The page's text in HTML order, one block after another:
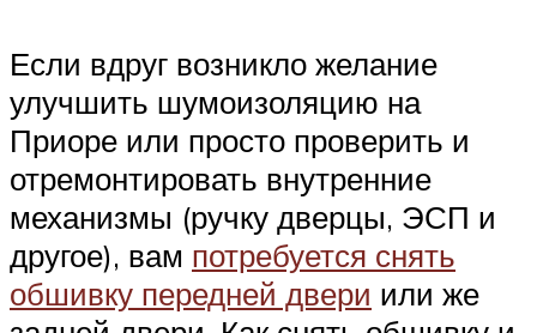
Меню
Если вдруг возникло желание
улучшить шумоизоляцию на
Приоре или просто проверить и
отремонтировать внутренние
механизмы (ручку дверцы, ЭСП и
другое), вам потребуется снять
обшивку передней двери или же